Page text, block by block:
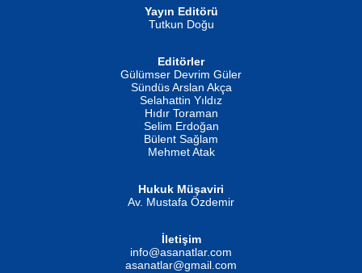
İSMAİL OKUTAN
Erkeklerin Kahrolması Ne Demektir
Evvel Zaman Tanrıçası...
Yayın Editörü
Tutkun Doğu
Editörler
Gülümser Devrim Güler
Sündüs Arslan Akça
Selahattin Yıldız
Hıdır Toraman
Selim Erdoğan
Bülent Sağlam
Mehmet Atak
Hukuk Müşaviri
Av. Mustafa Özdemir
İletişim
info@asanatlar.com
asanatlar@gmail.com